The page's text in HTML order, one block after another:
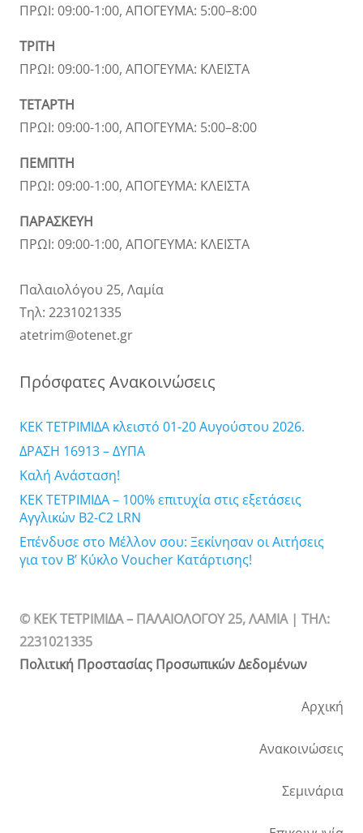
ΠΡΩΙ: 09:00-1:00, ΑΠΟΓΕΥΜΑ: 5:00–8:00
ΤΡΙΤΗ
ΠΡΩΙ: 09:00-1:00, ΑΠΟΓΕΥΜΑ: ΚΛΕΙΣΤΑ
ΤΕΤΑΡΤΗ
ΠΡΩΙ: 09:00-1:00, ΑΠΟΓΕΥΜΑ: 5:00–8:00
ΠΕΜΠΤΗ
ΠΡΩΙ: 09:00-1:00, ΑΠΟΓΕΥΜΑ: ΚΛΕΙΣΤΑ
ΠΑΡΑΣΚΕΥΗ
ΠΡΩΙ: 09:00-1:00, ΑΠΟΓΕΥΜΑ: ΚΛΕΙΣΤΑ
Παλαιολόγου 25, Λαμία
Τηλ: 2231021335
atetrim@otenet.gr
Πρόσφατες Ανακοινώσεις
ΚΕΚ ΤΕΤΡΙΜΙΔΑ κλειστό 01-20 Αυγούστου 2026.
ΔΡΑΣΗ 16913 – ΔΥΠΑ
Καλή Ανάσταση!
ΚΕΚ ΤΕΤΡΙΜΙΔΑ – 100% επιτυχία στις εξετάσεις
Αγγλικών B2-C2 LRN
Επένδυσε στο Μέλλον σου: Ξεκίνησαν οι Αιτήσεις
για τον Β’ Κύκλο Voucher Κατάρτισης!
© ΚΕΚ ΤΕΤΡΙΜΙΔΑ – ΠΑΛΑΙΟΛΟΓΟΥ 25, ΛΑΜΙΑ | TΗΛ:
2231021335
Πολιτική Προστασίας Προσωπικών Δεδομένων
Αρχική
Ανακοινώσεις
Σεμινάρια